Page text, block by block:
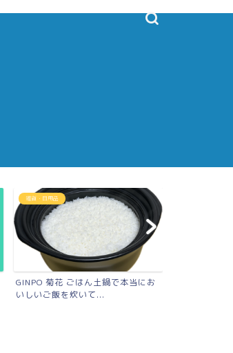
雑貨・日用品
GINPO 菊花 ごはん土鍋で本当にお
いしいご飯を炊いて...